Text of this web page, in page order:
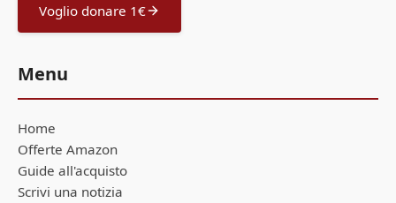
Voglio donare 1€
Menu
Home
Offerte Amazon
Guide all'acquisto
Scrivi una notizia